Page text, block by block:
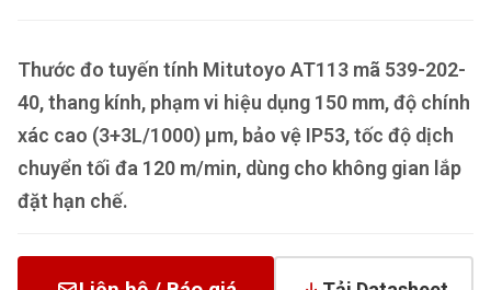
Thước đo tuyến tính Mitutoyo AT113 mã 539-202-
40, thang kính, phạm vi hiệu dụng 150 mm, độ chính
xác cao (3+3L/1000) µm, bảo vệ IP53, tốc độ dịch
chuyển tối đa 120 m/min, dùng cho không gian lắp
đặt hạn chế.